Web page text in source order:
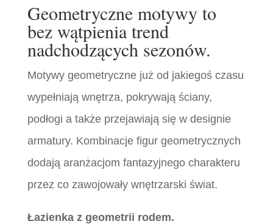
Geometryczne motywy to
bez wątpienia trend
nadchodzących sezonów.
Motywy geometryczne już od jakiegoś czasu
wypełniają wnętrza, pokrywają ściany,
podłogi a także przejawiają się w designie
armatury. Kombinacje figur geometrycznych
dodają aranżacjom fantazyjnego charakteru
przez co zawojowały wnętrzarski świat.
Łazienka z geometrii rodem.